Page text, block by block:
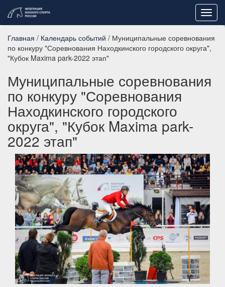
Главная / Календарь событий / Муниципальные соревнования
по конкуру "Соревнования Находкинского городского округа",
"Кубок Maxima park-2022 этап"
Муниципальные соревнования
по конкуру "Соревнования
Находкинского городского
округа", "Кубок Maxima park-
2022 этап"